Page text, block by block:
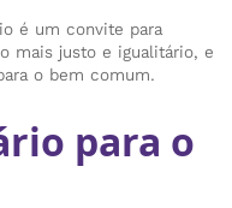
é um convite para
mais justo e igualitário, e
o bem comum.
para o